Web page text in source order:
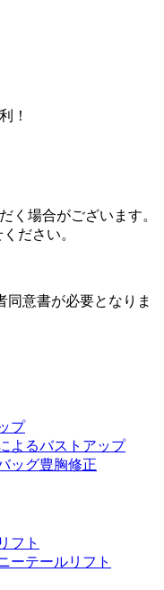
！
く場合がございます。
ださい。
意書が必要となりま
プ
よるバストアップ
ッグ豊胸修正
フト
ーテールリフト